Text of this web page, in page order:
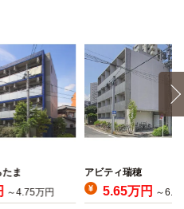
たま
～4.75万円
アビティ瑞穂
5.65万円 ～